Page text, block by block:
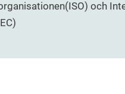
och